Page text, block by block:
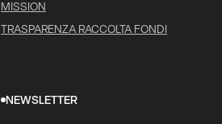
MISSION
TRASPARENZA RACCOLTA FONDI
NEWSLETTER